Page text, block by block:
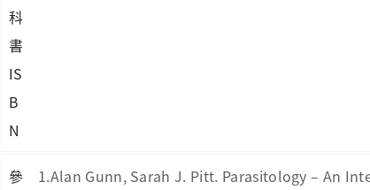
科
書
IS
B
N
參
1.Alan Gunn, Sarah J. Pitt. Parasitology – An